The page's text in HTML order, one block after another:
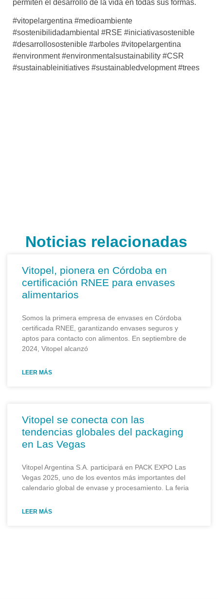
permiten el desarrollo de la vida en todas sus formas.
#vitopelargentina #medioambiente
#sostenibilidadambiental #RSE #iniciativasostenible
#desarrollosostenible #arboles #vitopelargentina
#environment #environmentalsustainability #CSR
#sustainableinitiatives #sustainabledvelopment #trees
Noticias relacionadas
Vitopel, pionera en Córdoba en
certificación RNEE para envases
alimentarios
Somos la primera empresa de envases en Córdoba
certificada RNEE, garantizando envases seguros y
aptos para contacto con alimentos. En septiembre de
2024, Vitopel alcanzó
LEER MÁS
Vitopel se conecta con las
tendencias globales del packaging
en Las Vegas
Vitopel Argentina S.A. participará en PACK EXPO Las
Vegas 2025, uno de los eventos más importantes del
calendario global de envase y procesamiento. La feria
LEER MÁS